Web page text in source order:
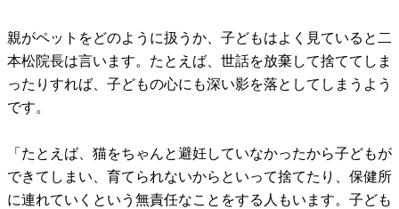
親がペットをどのように扱うか、子どもはよく見ていると二
本松院長は言います。たとえば、世話を放棄して捨ててしま
ったりすれば、子どもの心にも深い影を落としてしまうよう
です。
「たとえば、猫をちゃんと避妊していなかったから子どもが
できてしまい、育てられないからといって捨てたり、保健所
に連れていくという無責任なことをする人もいます。子ども